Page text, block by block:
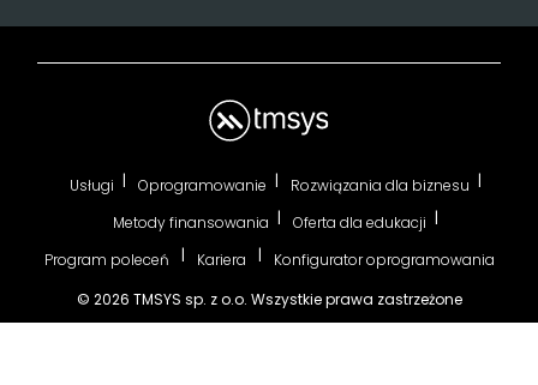
Usługi Oprogramowanie
Rozwiązania dla biznesu
Metody finansowania
Oferta dla edukacji
Program poleceń
Kariera
Konfigurator oprogramowania
© 2026 TMSYS sp. z o.o. Wszystkie prawa zastrzeżone